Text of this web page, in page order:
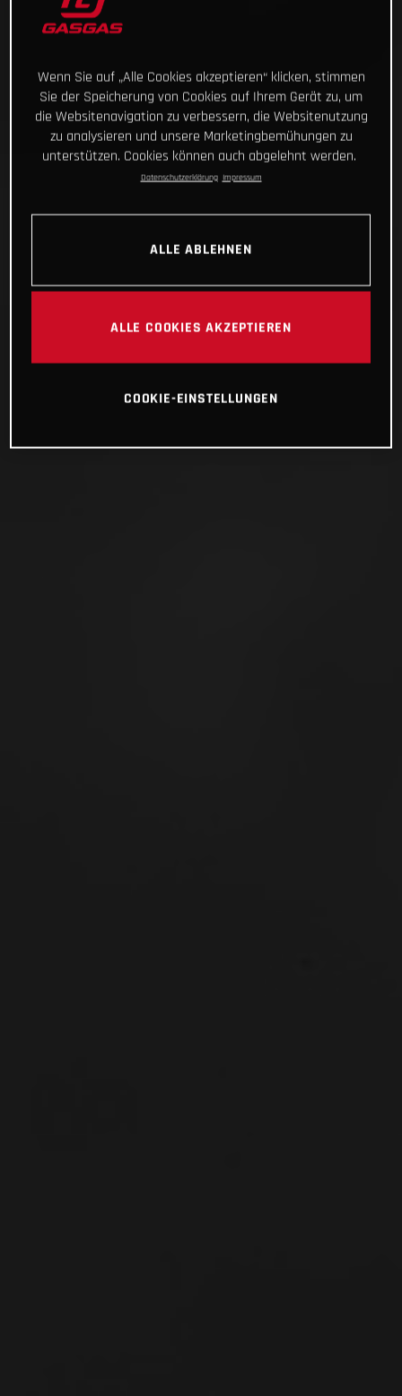
Wenn Sie auf „Alle Cookies akzeptieren“ klicken, stimmen
Sie der Speicherung von Cookies auf Ihrem Gerät zu, um
die Websitenavigation zu verbessern, die Websitenutzung
zu analysieren und unsere Marketingbemühungen zu
unterstützen. Cookies können auch abgelehnt werden.
Datenschutzerklärung Impressum
ALLE ABLEHNEN
ALLE COOKIES AKZEPTIEREN
COOKIE-EINSTELLUNGEN